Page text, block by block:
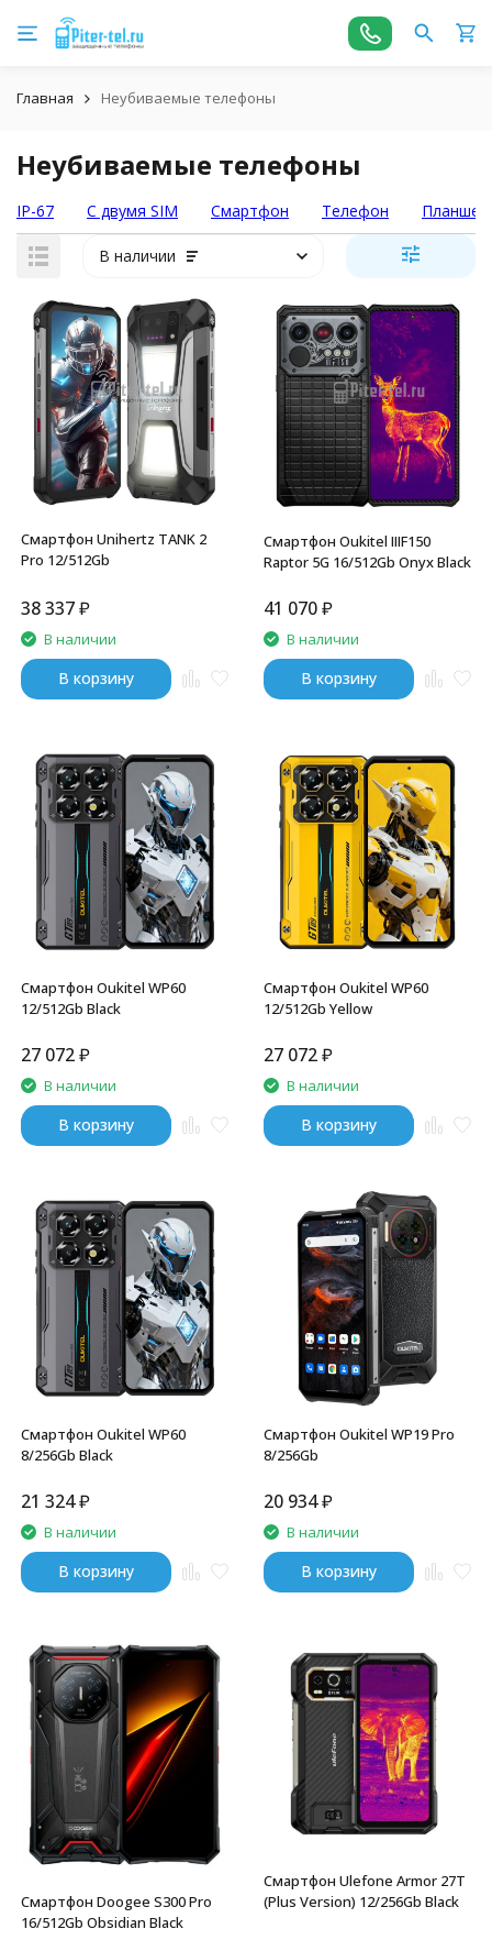
Главная Неубиваемые телефоны
Неубиваемые телефоны
IP-67 С двумя SIM Смартфон Телефон Планшет
В наличии
Смартфон Unihertz TANK 2
Pro 12/512Gb
38 337₽
В наличии
В корзину
Смартфон Oukitel IIIF150
Raptor 5G 16/512Gb Onyx Black
41 070₽
В наличии
В корзину
Смартфон Oukitel WP60
12/512Gb Black
27 072₽
В наличии
В корзину
Смартфон Oukitel WP60
12/512Gb Yellow
27 072₽
В наличии
В корзину
Смартфон Oukitel WP60
8/256Gb Black
21 324₽
В наличии
В корзину
Смартфон Oukitel WP19 Pro
8/256Gb
20 934₽
В наличии
В корзину
Смартфон Doogee S300 Pro
16/512Gb Obsidian Black
Смартфон Ulefone Armor 27T
(Plus Version) 12/256Gb Black